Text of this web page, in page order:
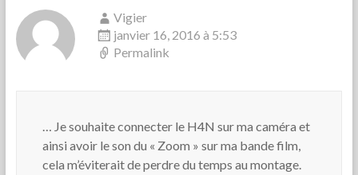
Vigier
janvier 16, 2016 à 5:53
Permalink
… Je souhaite connecter le H4N sur ma caméra et
ainsi avoir le son du « Zoom » sur ma bande film,
cela m’éviterait de perdre du temps au montage.